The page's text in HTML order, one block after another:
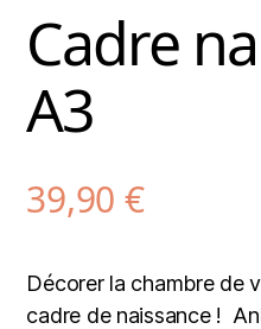
Cadre
A3
39,90 €
Décorer la chambre de
cadre de naissance !